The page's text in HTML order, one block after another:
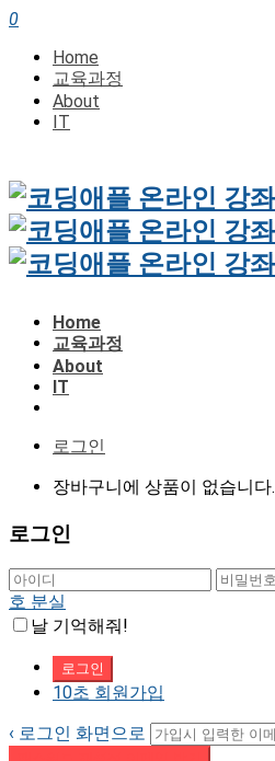
0
Home
교육과정
About
IT
Home
교육과정
About
IT
로그인
장바구니에 상품이 없습니다.
로그인
호 분실
날 기억해줘!
10초 회원가입
‹ 로그인 화면으로